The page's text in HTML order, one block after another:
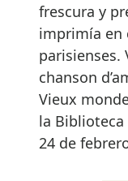
frescura y
imprimía en
parisienses.
chanson
Vieux
la Biblioteca
24 de